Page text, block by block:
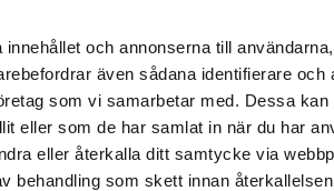
och annonserna till
även sådana identifierare och
som vi samarbetar med. Dessa
eller som de har samlat in när du har
eller återkalla ditt samtycke via
behandling som skett innan
Aktuella erbjudanden
Visa